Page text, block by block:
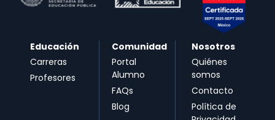
Educación
Carreras
Profesores
Comunidad
Portal
Alumno
FAQs
Blog
Nosotros
Quiénes
somos
Contacto
Política de